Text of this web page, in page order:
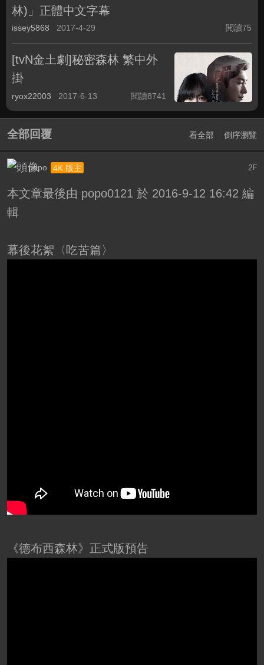
林)」正體中文字幕
issey5868 2017-4-29 閱讀75
[tvN金土劇]秘密森林 繁中外
掛
ryox22003 2017-6-13 閱讀8741
全部回覆 看全部 倒序瀏覽
2 F
popo 4K 版主
本文章最後由 popo0121 於 2016-9-12 16:42 編
輯
幕後花絮〈吃苦篇〉
《德布西森林》正式版預告